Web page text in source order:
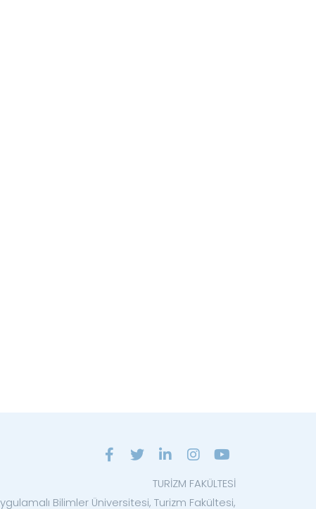
TURİZM FAKÜLTESİ
Bilimler Üniversitesi, Turizm Fakültesi,